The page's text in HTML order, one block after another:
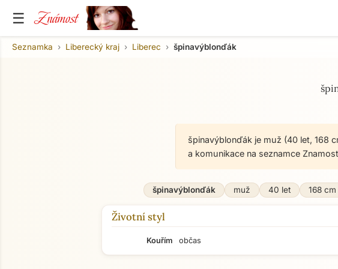
☰ Známost
Seznamka Liberecký kraj Liberec špinavýblonďák
špinavýblonďák je muž (40 let, 168
a komunikace na seznamce
špinavýblonďák muž 40 let 168 cm
Životní styl
Kouřím občas